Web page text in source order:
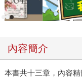
內容簡介
本書共十三章，內容